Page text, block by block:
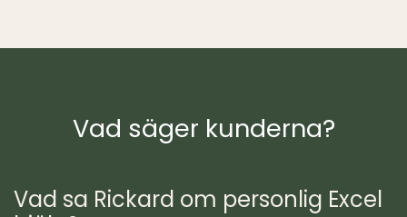
Vad säger kunderna?
Vad sa Rickard om personlig Excel